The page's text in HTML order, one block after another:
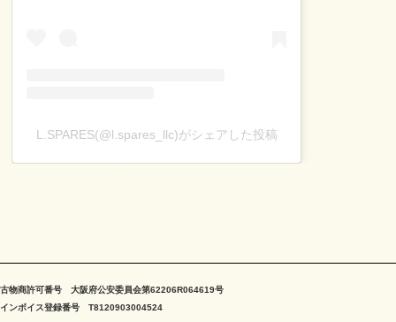
L.SPARES(@l.spares_llc)がシェアした投稿
古物商許可番号 大阪府公安委員会第62206R064619号
インボイス登録番号 T8120903004524